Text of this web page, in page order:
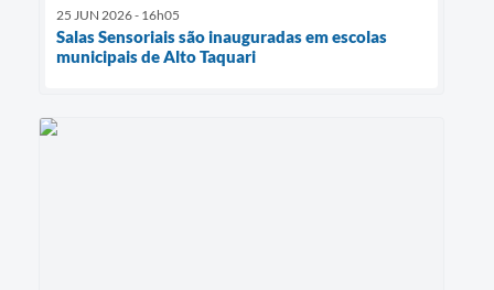
25 JUN 2026 - 16h05
Salas Sensoriais são inauguradas em escolas
municipais de Alto Taquari